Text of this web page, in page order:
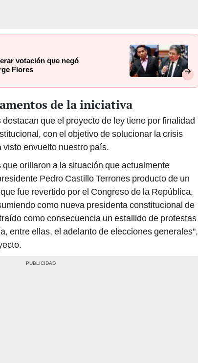
votación que negó
Flores
de la iniciativa
que el proyecto de ley tiene por finalidad
con el objetivo de solucionar la crisis
visto envuelto nuestro país.
orillaron a la situación que actualmente
Pedro Castillo Terrones producto de un
fue revertido por el Congreso de la República,
como nueva presidenta constitucional de
como consecuencia un estallido de protestas
entre ellas, el adelanto de elecciones generales",